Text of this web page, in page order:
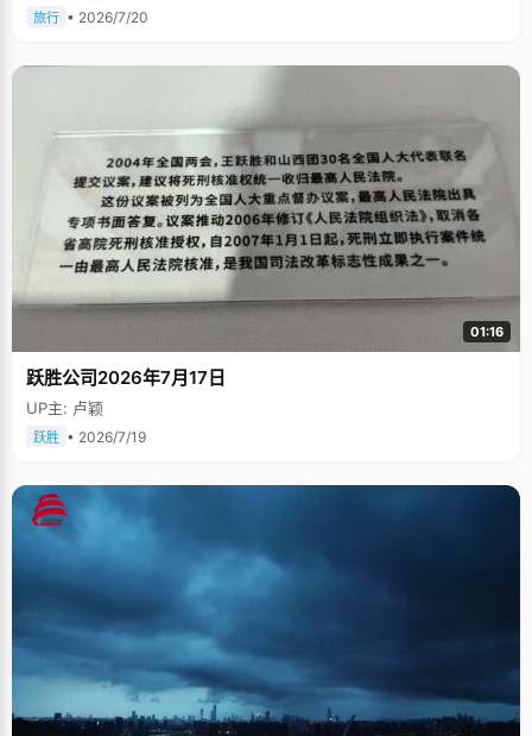
旅行 • 2026/7/20
01:16
跃胜公司2026年7月17日
UP主: 卢颖
跃胜 • 2026/7/19